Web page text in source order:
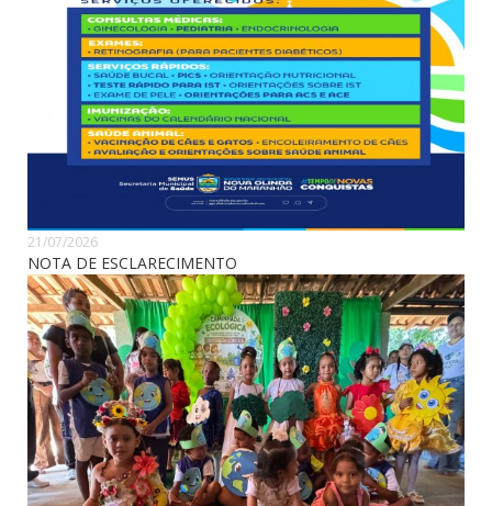
21/07/2026
NOTA DE ESCLARECIMENTO